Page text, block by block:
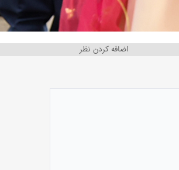
اضافه کردن نظر